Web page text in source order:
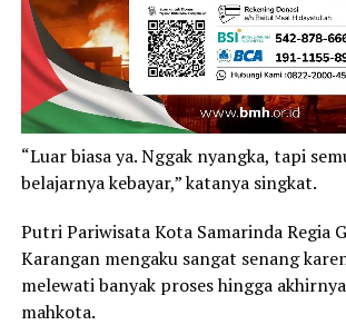
“Luar biasa ya. Nggak nyangka, tapi
belajarnya kebayar,” katanya singkat.
Putri Pariwisata Kota Samarinda Regia
Karangan mengaku sangat senang
melewati banyak proses hingga
mahkota.